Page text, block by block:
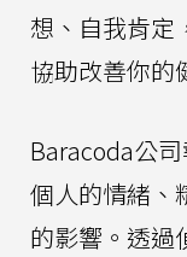
想、自我肯定
協助改善你的
Baracoda公
個人的情緒、
的影響。透過